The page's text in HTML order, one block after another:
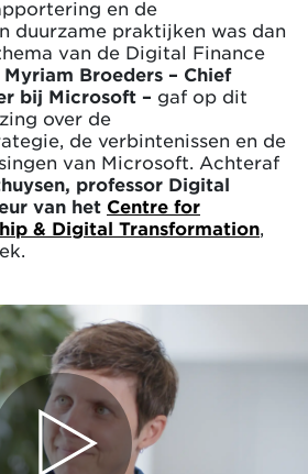
en de
duurzame praktijken was dan
van de Digital Finance
Myriam Broeders – Chief
bij Microsoft – gaf op dit
over de
de verbintenissen en de
van Microsoft. Achteraf
professor Digital
van het Centre for
& Digital Transformation